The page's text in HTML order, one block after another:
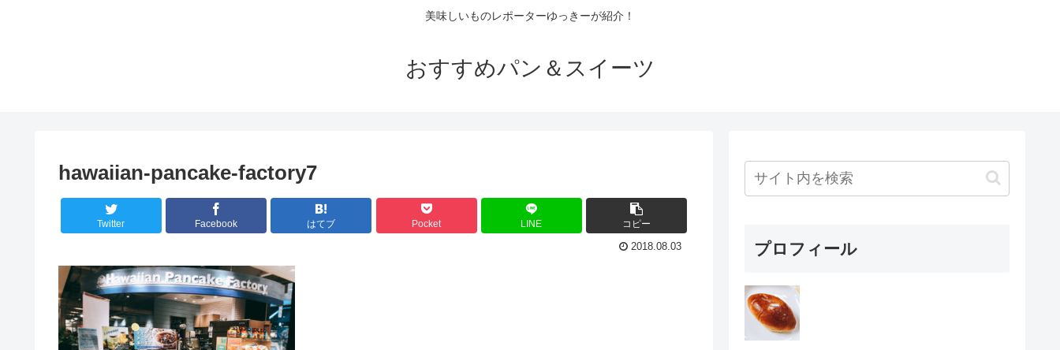
美味しいものレポーターゆっきーが紹介！
おすすめパン＆スイーツ
hawaiian-pancake-factory7
Twitter Facebook はてブ Pocket LINE コピー
2018.08.03 プロフィール